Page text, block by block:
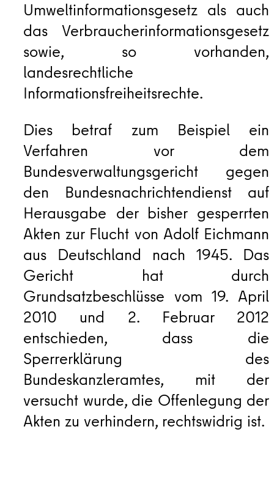
Umweltinformationsgesetz als auch
das Verbraucherinformationsgesetz
sowie, so vorhanden,
landesrechtliche
Informationsfreiheitsrechte.
Dies betraf zum Beispiel ein
Verfahren vor dem
Bundesverwaltungsgericht gegen
den Bundesnachrichtendienst auf
Herausgabe der bisher gesperrten
Akten zur Flucht von Adolf Eichmann
aus Deutschland nach 1945. Das
Gericht hat durch
Grundsatzbeschlüsse vom 19. April
2010 und 2. Februar 2012
entschieden, dass die
Sperrerklärung des
Bundeskanzleramtes, mit der
versucht wurde, die Offenlegung der
Akten zu verhindern, rechtswidrig ist.